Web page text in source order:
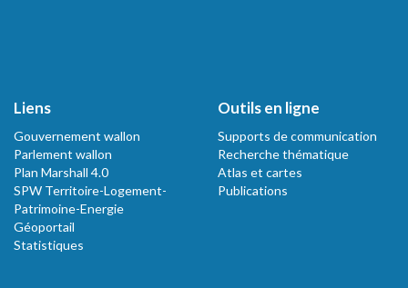
Liens
Gouvernement wallon
Parlement wallon
Plan Marshall 4.0
SPW Territoire-Logement-
Patrimoine-Energie
Géoportail
Statistiques
Outils en ligne
Supports de communication
Recherche thématique
Atlas et cartes
Publications